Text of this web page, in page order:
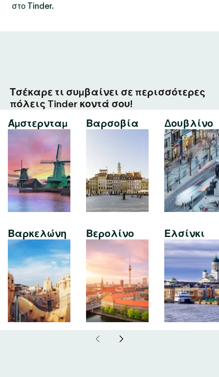
στο Tinder.
Τσέκαρε τι συμβαίνει σε περισσότερες
πόλεις Tinder κοντά σου!
Άμστερνταμ
Βαρκελώνη
Βαρσοβία
Βερολίνο
Δουβλίνο
Ελσίνκι